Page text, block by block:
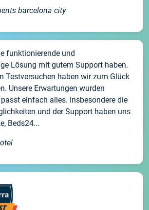
barcelona city
funktionierende und
Lösung mit gutem Support haben.
Testversuchen haben wir zum Glück
Unsere Erwartungen wurden
einfach alles. Insbesondere die
und der Support haben uns
Beds24...